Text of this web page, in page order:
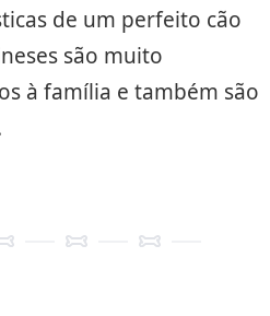
de um perfeito cão
são muito
à família e também são